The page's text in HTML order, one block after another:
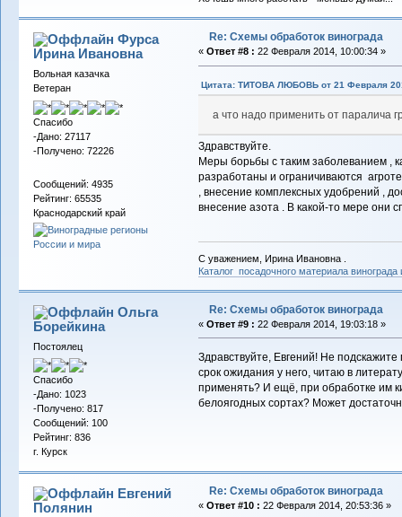
Фурса
Ирина Ивановна
Вольная казачка
Ветеран
Спасибо
-Дано: 27117
-Получено: 72226
Сообщений: 4935
Рейтинг: 65535
Краснодарский край
Re: Схемы обработок винограда
« Ответ #8 : 22 Февраля 2014, 10:00:34 »
Цитата: ТИТОВА ЛЮБОВЬ от 21 Февраля
а что надо применить от паралича
Здравствуйте.
Меры борьбы с таким заболеванием ,
разработаны и ограничиваются
, внесение комплексных удобрений ,
внесение азота . В какой-то мере они
С уважением, Ирина Ивановна .
Каталог посадочного материала
Ольга
Борейкина
Постоялец
Спасибо
-Дано: 1023
-Получено: 817
Сообщений: 100
Рейтинг: 836
г. Курск
Re: Схемы обработок винограда
« Ответ #9 : 22 Февраля 2014, 19:03:18 »
Здравствуйте, Евгений! Не
срок ожидания у него, читаю в
применять? И ещё, при обработке им
белоягодных сортах? Может
Евгений
Полянин
Re: Схемы обработок винограда
« Ответ #10 : 22 Февраля 2014, 20:53:36 »